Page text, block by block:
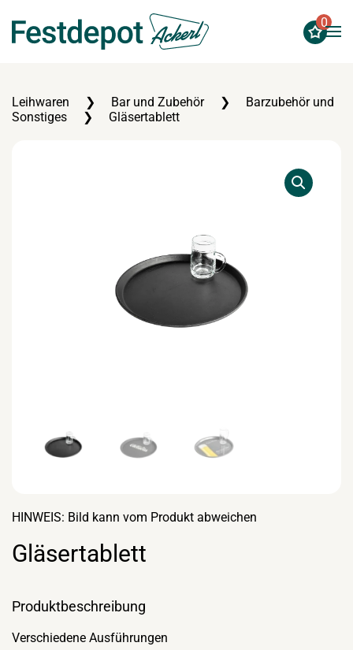
Zum Hauptinhalt springen
0
Leihwaren Bar und Zubehör
Barzubehör und
Sonstiges
Gläsertablett
HINWEIS: Bild kann vom Produkt abweichen
Gläsertablett
Produktbeschreibung
Verschiedene Ausführungen